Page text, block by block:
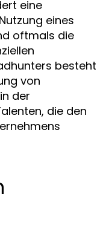
eine
eines
oftmals die
besteht
von
der
die den